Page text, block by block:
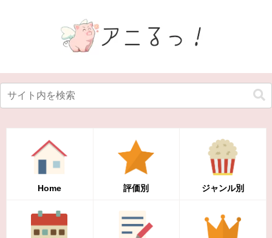
Home 評価別 ジャンル別